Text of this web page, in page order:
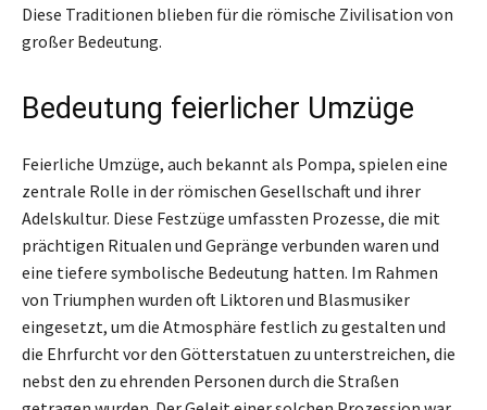
Diese Traditionen blieben für die römische Zivilisation von
großer Bedeutung.
Bedeutung feierlicher Umzüge
Feierliche Umzüge, auch bekannt als Pompa, spielen eine
zentrale Rolle in der römischen Gesellschaft und ihrer
Adelskultur. Diese Festzüge umfassten Prozesse, die mit
prächtigen Ritualen und Gepränge verbunden waren und
eine tiefere symbolische Bedeutung hatten. Im Rahmen
von Triumphen wurden oft Liktoren und Blasmusiker
eingesetzt, um die Atmosphäre festlich zu gestalten und
die Ehrfurcht vor den Götterstatuen zu unterstreichen, die
nebst den zu ehrenden Personen durch die Straßen